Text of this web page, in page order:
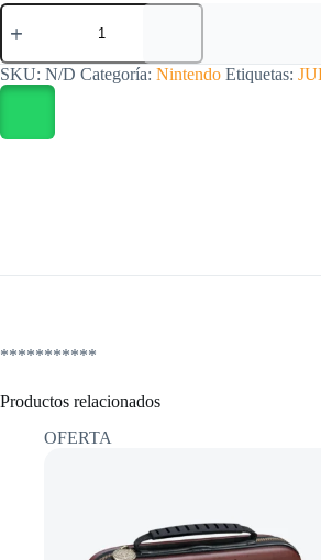
Juego
Switch
Golf
Super
sellado
SKU: N/D Categoría: Nintendo Etiquetas:
***********
Productos relacionados
OFERTA